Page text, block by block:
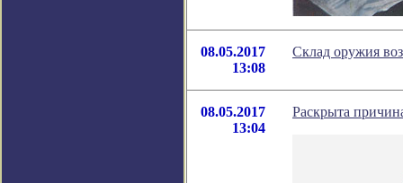
08.05.2017
13:08
Склад оружия
08.05.2017
13:04
Раскрыта